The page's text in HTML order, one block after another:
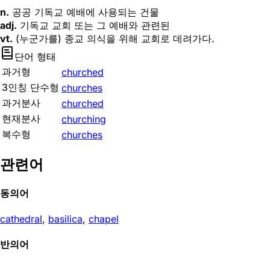
n. 공공 기독교 예배에 사용되는 건물
adj. 기독교 교회 또는 그 예배와 관련된
vt. (누군가를) 종교 의식을 위해 교회로 데려가다.
단어 형태
과거형
churched
3인칭 단수형 churches
과거분사
churched
현재분사
churching
복수형
churches
관련어
동의어
cathedral, basilica, chapel
반의어